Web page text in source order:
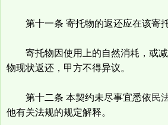
第十一条 寄托物的返还应在该寄托
寄托物因使用上的自然消耗，或减
物现状返还，甲方不得异议。
第十二条 本契约未尽事宜悉依民
他有关法规的规定解释。